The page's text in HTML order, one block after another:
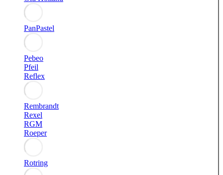
PanPastel
Pebeo
Pfeil
Reflex
Rembrandt
Rexel
RGM
Roeper
Rotring